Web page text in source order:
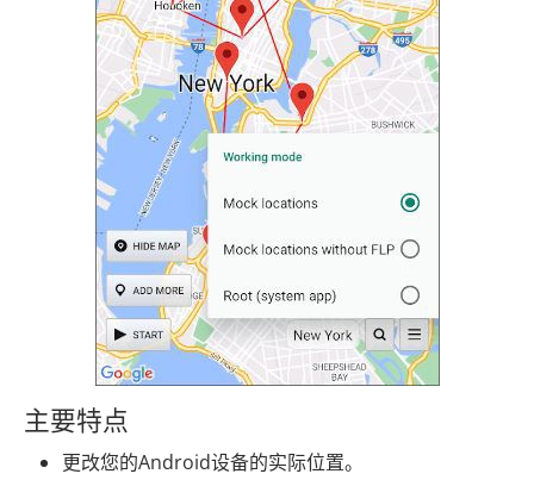
主要特点
更改您的Android设备的实际位置。